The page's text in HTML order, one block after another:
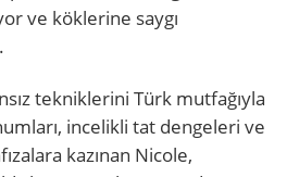
ve köklerine saygı
tekniklerini Türk mutfağıyla
incelikli tat dengeleri ve
kazınan Nicole,